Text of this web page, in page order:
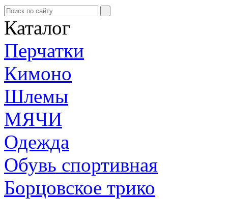
Каталог
Перчатки
Кимоно
Шлемы
МЯЧИ
Одежда
Обувь спортивная
Борцовское трико